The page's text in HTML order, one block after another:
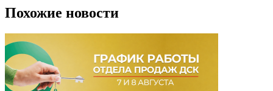
Похожие новости